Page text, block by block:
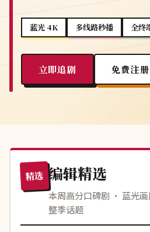
蓝光 4K 多线路秒播 全终
立即追剧 免费注册
精选 编辑精选
本周高分口碑剧 · 蓝光
整季话题
独播